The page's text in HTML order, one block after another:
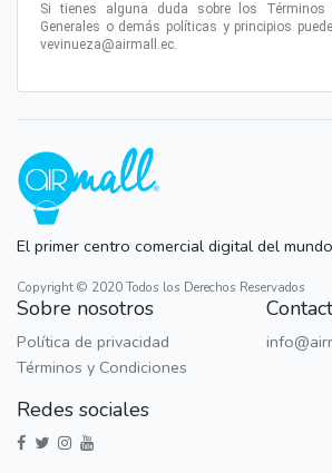
Si tienes alguna duda sobre los Términos
Generales o demás políticas y principios
vevinueza@airmall.ec.
El primer centro comercial digital del
Copyright © 2020 Todos los Derechos Reservados
Sobre nosotros
Política de privacidad
Términos y Condiciones
Redes sociales